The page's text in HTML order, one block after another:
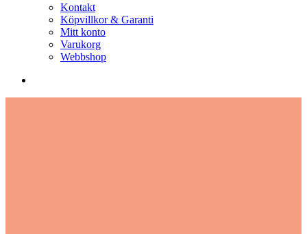
Kontakt
Köpvillkor & Garanti
Mitt konto
Varukorg
Webbshop